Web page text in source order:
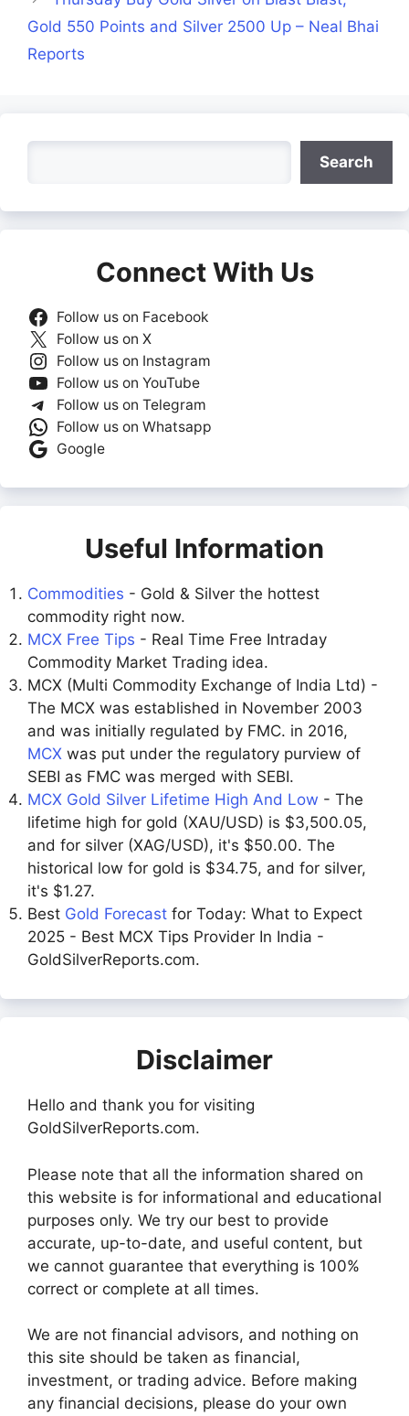
Gold 550 Points and Silver 2500 Up – Neal Bhai
Reports
Search
Connect With Us
Follow us on Facebook
Follow us on X
Follow us on Instagram
Follow us on YouTube
Follow us on Telegram
Follow us on Whatsapp
Google
Useful Information
Commodities - Gold & Silver the hottest
commodity right now.
MCX Free Tips - Real Time Free Intraday
Commodity Market Trading idea.
MCX (Multi Commodity Exchange of India Ltd) -
The MCX was established in November 2003
and was initially regulated by FMC. in 2016,
MCX was put under the regulatory purview of
SEBI as FMC was merged with SEBI.
MCX Gold Silver Lifetime High And Low - The
lifetime high for gold (XAU/USD) is $3,500.05,
and for silver (XAG/USD), it's $50.00. The
historical low for gold is $34.75, and for silver,
it's $1.27.
Best Gold Forecast for Today: What to Expect
2025 - Best MCX Tips Provider In India -
GoldSilverReports.com.
Disclaimer
Hello and thank you for visiting
GoldSilverReports.com.
Please note that all the information shared on
this website is for informational and educational
purposes only. We try our best to provide
accurate, up-to-date, and useful content, but
we cannot guarantee that everything is 100%
correct or complete at all times.
We are not financial advisors, and nothing on
this site should be taken as financial,
investment, or trading advice. Before making
any financial decisions, please do your own